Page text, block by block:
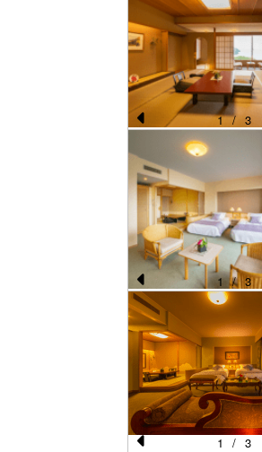
e
vi
o
u
s
e
vi
o
u
s
1 / 3
Pr
e
vi
o
u
s
1 / 3
1 / 3